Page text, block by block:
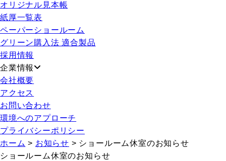
オリジナル見本帳
紙厚一覧表
ペーパーショールーム
グリーン購入法 適合製品
採用情報
企業情報
会社概要
アクセス
お問い合わせ
環境へのアプローチ
プライバシーポリシー
ホーム > お知らせ > ショールーム休室のお知らせ
ショールーム休室のお知らせ